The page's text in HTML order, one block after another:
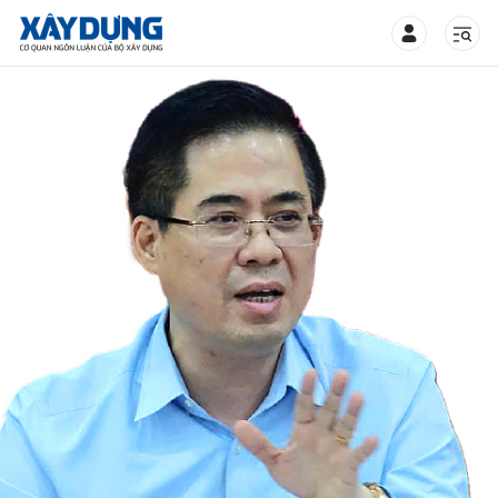
Thời sự
Chính trị
Xã hội
Xây dựng
Chỉ đạo điều hành
Giao thông